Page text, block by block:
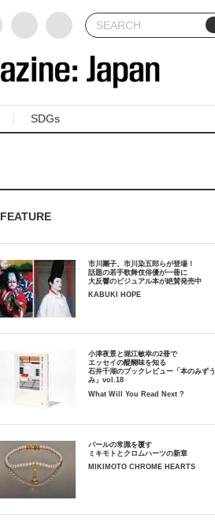
SDGs
FEATURE
市川團子、市川染五郎らが登場！
話題の若手歌舞伎俳優が一冊に
大反響のビジュアル本が絶賛発売中
KABUKI HOPE
小津夜景と堀江敏幸の2冊で
エッセイの醍醐味を知る
石井千湖のブックレビュー「本のみずう
み」vol.18
What Will You Read Next ?
パールの常識を覆す
ミキモトとクロムハーツの新章
MIKIMOTO CHROME HEARTS